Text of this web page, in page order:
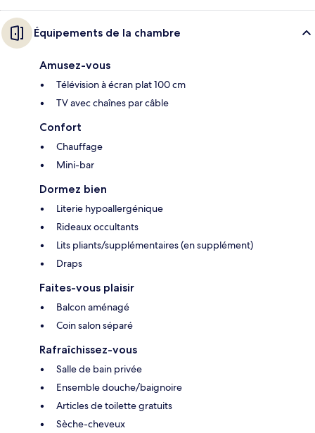
Équipements de la chambre
Amusez-vous
Télévision à écran plat 100 cm
TV avec chaînes par câble
Confort
Chauffage
Mini-bar
Dormez bien
Literie hypoallergénique
Rideaux occultants
Lits pliants/supplémentaires (en supplément)
Draps
Faites-vous plaisir
Balcon aménagé
Coin salon séparé
Rafraîchissez-vous
Salle de bain privée
Ensemble douche/baignoire
Articles de toilette gratuits
Sèche-cheveux